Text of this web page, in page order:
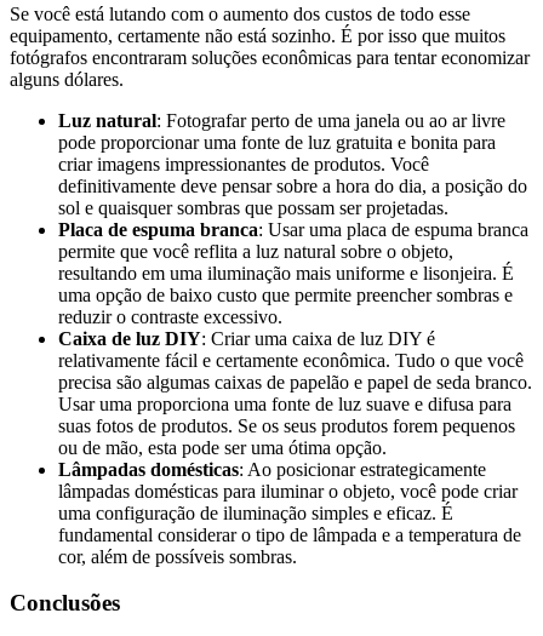
Se você está lutando com o aumento dos custos de todo esse
equipamento, certamente não está sozinho. É por isso que muitos
fotógrafos encontraram soluções econômicas para tentar economizar
alguns dólares.
Luz natural: Fotografar perto de uma janela ou ao ar livre
pode proporcionar uma fonte de luz gratuita e bonita para
criar imagens impressionantes de produtos. Você
definitivamente deve pensar sobre a hora do dia, a posição do
sol e quaisquer sombras que possam ser projetadas.
Placa de espuma branca: Usar uma placa de espuma branca
permite que você reflita a luz natural sobre o objeto,
resultando em uma iluminação mais uniforme e lisonjeira. É
uma opção de baixo custo que permite preencher sombras e
reduzir o contraste excessivo.
Caixa de luz DIY: Criar uma caixa de luz DIY é
relativamente fácil e certamente econômica. Tudo o que você
precisa são algumas caixas de papelão e papel de seda branco.
Usar uma proporciona uma fonte de luz suave e difusa para
suas fotos de produtos. Se os seus produtos forem pequenos
ou de mão, esta pode ser uma ótima opção.
Lâmpadas domésticas: Ao posicionar estrategicamente
lâmpadas domésticas para iluminar o objeto, você pode criar
uma configuração de iluminação simples e eficaz. É
fundamental considerar o tipo de lâmpada e a temperatura de
cor, além de possíveis sombras.
Conclusões